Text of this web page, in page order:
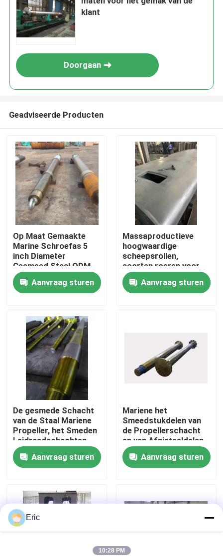
Thuis
Over ons
Fabrieksreis
Kwaliteitscontrole
Contacteer ons
Vraag een offerte aan
Company News
mariene deuren
klant
Doorgaan
Geadviseerde Producten
Op Maat Gemaakte
Marine Schroefas 5
inch Diameter
Gesmeed Staal ODM
OEM
Aanvraag sturen
Massaproductieve
hoogwaardige
scheepsrollen,
soorten roeren voor
schepen
Aanvraag sturen
De gesmede Schacht
van de Staal Mariene
Propeller, het Smeden
Leidraadschachten
voor Schepen
Aanvraag sturen
Mariene het
Smeedstukdelen van
de Propellerschacht
en van Afgietseldelen
Middenschacht/
Aanvraag sturen
Eric
10:28 PM